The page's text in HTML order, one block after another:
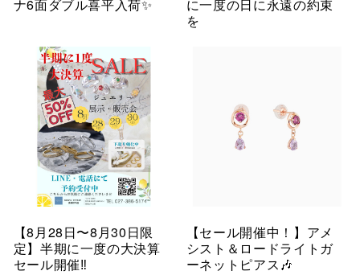
ナ6面ダブル喜平入荷✨
に一度の日に永遠の約束
を
【8月28日〜8月30日限
定】半期に一度の大決算
セール開催‼︎
【セール開催中！】アメ
シスト＆ロードライトガ
ーネットピアス🎶